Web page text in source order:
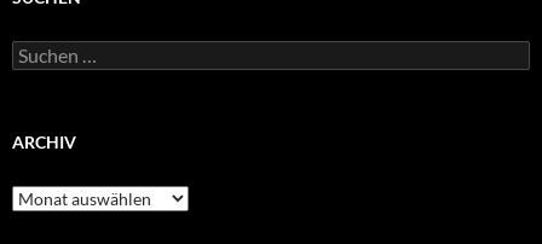
Suchen
nach:
ARCHIV
Archiv